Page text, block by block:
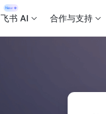
飞书 AI 合作与支持